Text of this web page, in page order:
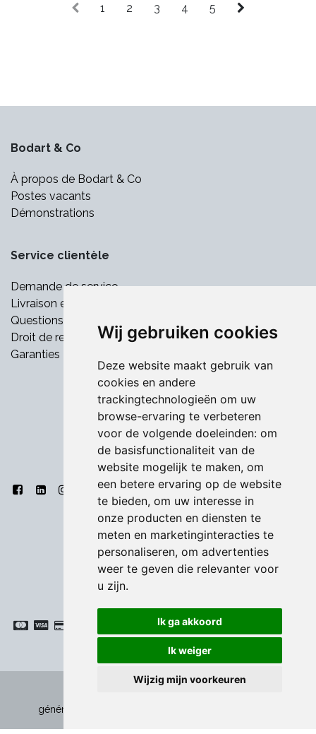
Wij gebruiken cookies
Deze website maakt gebruik van
cookies en andere
trackingtechnologieën om uw
browse-ervaring te verbeteren
voor de volgende doeleinden: om
de basisfunctionaliteit van de
website mogelijk te maken, om
een betere ervaring op de website
te bieden, om uw interesse in
onze producten en diensten te
meten en marketinginteracties te
personaliseren, om advertenties
weer te geven die relevanter voor
u zijn.
Ik ga akkoord
Ik weiger
Wijzig mijn voorkeuren
1 2 3 4 5
Bodart & Co
À propos de Bodart & Co
Postes vacants
Démonstrations
Service clientèle
Demande de service
Livraison et paiement
Questions fréquemment posées
Droit de retrait
Garanties
générales